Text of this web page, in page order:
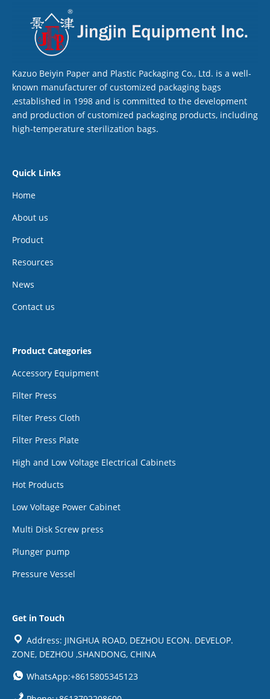
Kazuo Beiyin Paper and Plastic Packaging Co., Ltd. is a well-
known manufacturer of customized packaging bags
,established in 1998 and is committed to the development
and production of customized packaging products, including
high-temperature sterilization bags.
Quick Links
Home
About us
Product
Resources
News
Contact us
Product Categories
Accessory Equipment
Filter Press
Filter Press Cloth
Filter Press Plate
High and Low Voltage Electrical Cabinets
Hot Products
Low Voltage Power Cabinet
Multi Disk Screw press
Plunger pump
Pressure Vessel
Get in Touch
Address: JINGHUA ROAD, DEZHOU ECON. DEVELOP.
ZONE, DEZHOU ,SHANDONG, CHINA
WhatsApp:+8615805345123